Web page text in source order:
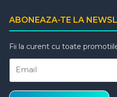
ABONEAZA-TE LA
Fii la curent cu toate
Email